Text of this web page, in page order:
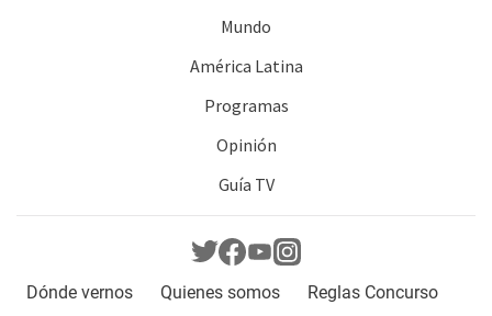
Mundo
América Latina
Programas
Opinión
Guía TV
Dónde vernos Quienes somos Reglas Concurso